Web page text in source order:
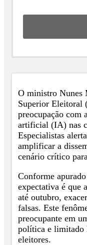
O ministro Nunes
Superior Eleitoral
preocupação com
artificial (IA) nas
Especialistas
amplificar a
cenário crítico
Conforme
expectativa é que
até outubro,
falsas. Este
preocupante em
política e limitado
eleitores.